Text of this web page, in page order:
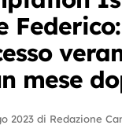
Federico:
mese
2023 di Redazione